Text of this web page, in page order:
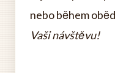
nebo během
Vaši návštěvu!